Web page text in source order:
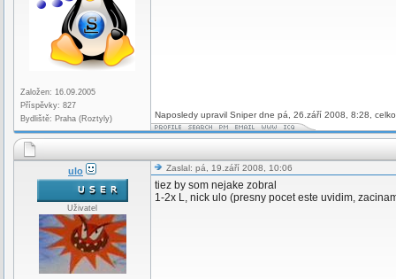
Založen: 16.09.2005
Příspěvky: 827
Bydliště: Praha (Roztyly)
Naposledy upravil Sniper dne pá, 26.září 2008, 8:28,
ulo
Uživatel
Zaslal: pá, 19.září 2008, 10:06
tiez by som nejake zobral
1-2x L, nick ulo (presny pocet este uvidim,